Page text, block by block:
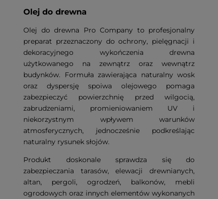
Olej do drewna
Olej do drewna Pro Company to profesjonalny
preparat przeznaczony do ochrony, pielęgnacji i
dekoracyjnego wykończenia drewna
użytkowanego na zewnątrz oraz wewnątrz
budynków. Formuła zawierająca naturalny wosk
oraz dyspersję spoiwa olejowego pomaga
zabezpieczyć powierzchnię przed wilgocią,
zabrudzeniami, promieniowaniem UV i
niekorzystnym wpływem warunków
atmosferycznych, jednocześnie podkreślając
naturalny rysunek słojów.
Produkt doskonale sprawdza się do
zabezpieczania tarasów, elewacji drewnianych,
altan, pergoli, ogrodzeń, balkonów, mebli
ogrodowych oraz innych elementów wykonanych